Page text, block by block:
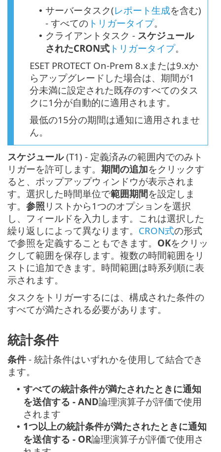
• サーバータスク(レポート生成を含む)
- すべての トリガータイプ。
• クライアントタスク - スケジュール
されたCRON式 トリガータイプ。
ESET PROTECT On-Prem 8.xまたは9.xか
らアップグレードした場合は、期間が1
分未満に設定された既存のすべてのタス
クに1分が自動的に適用されます。
最低の15分の期間は通知に適用されませ
ん。
スケジュール(T1) - 定義済みの範囲内でのみト
リガーを許可します。 期間の追加をクリックす
ると、ポップアップウィンドウが表示されま
す。選択した時間単位で範囲期間を設定しま
す。 参照 リストから1つのオプションを選択
し、フィールドを入力します。これは選択した
繰り返しによって異なります。 CRON式の形式
で参照を定義することもできます。 OKをクリッ
クして範囲を保存します。複数の時間範囲をリ
ストに追加できます。時間範囲は時系列順に表
示されます。
タスクをトリガーするには、構成された条件の
すべてが満たされる必要があります。
統計条件
条件 - 統計条件はいずれかを使用して結合でき
ます。
• すべての統計条件が満たされたときに通知
を送信する - AND論理演算子が評価で使用
されます
• 1つ以上の統計条件が満たされたときに通知
を送信する - OR論理演算子が評価で使用さ